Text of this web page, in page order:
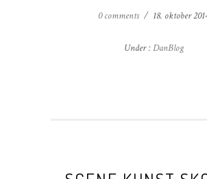
0 comments / 18. oktober
Under :DanBlog